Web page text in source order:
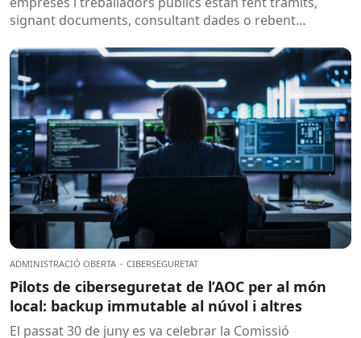
signant documents, consultant dades o rebent
habitualment...
ADMINISTRACIÓ OBERTA · CIBERSEGURETAT
Pilots de ciberseguretat de l’AOC per al món
local: backup immutable al núvol i altres
El passat 30 de juny es va celebrar la Comissió